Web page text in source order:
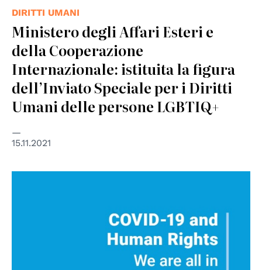
DIRITTI UMANI
Ministero degli Affari Esteri e
della Cooperazione
Internazionale: istituita la figura
dell’Inviato Speciale per i Diritti
Umani delle persone LGBTIQ+
15.11.2021